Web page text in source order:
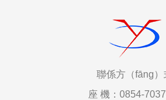
聯係方（fāng）
座 機：0854-